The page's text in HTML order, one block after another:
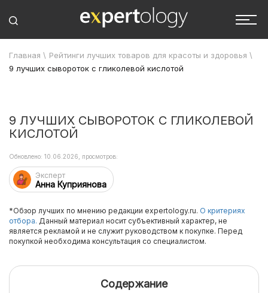
Главная \ Рейтинги лучших товаров для красоты и здоровья \
9 лучших сывороток с гликолевой кислотой
9 ЛУЧШИХ СЫВОРОТОК С ГЛИКОЛЕВОЙ
КИСЛОТОЙ
Эксперт
Анна Куприянова
Обновлено: 10.06.2026, просмотров:
*Обзор лучших по мнению редакции expertology.ru. О критериях
отбора. Данный материал носит субъективный характер, не
является рекламой и не служит руководством к покупке. Перед
покупкой необходима консультация со специалистом.
Содержание